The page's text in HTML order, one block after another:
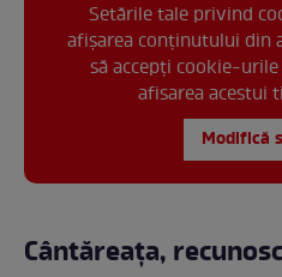
Setările tale privind
afișarea conținutului din
să accepți cookie-
afisarea acestui
Modifică
Cântăreața,